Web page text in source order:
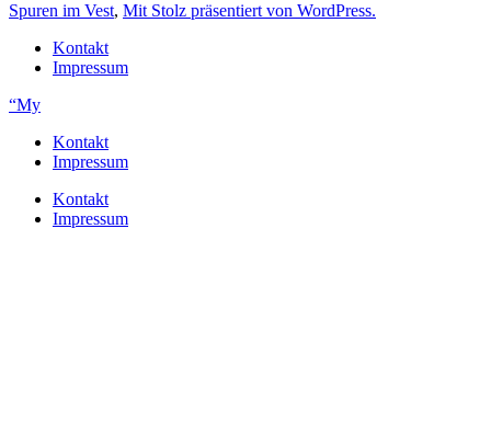
Spuren im Vest, Mit Stolz präsentiert von WordPress.
Kontakt
Impressum
“My
Kontakt
Impressum
Kontakt
Impressum